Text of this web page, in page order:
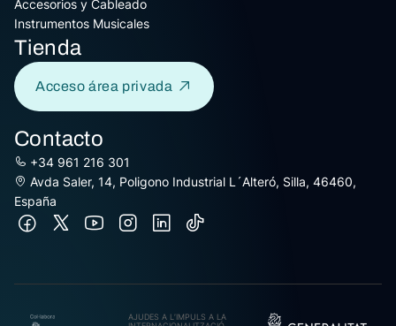
Accesorios y Cableado
Instrumentos Musicales
Tienda
Acceso área privada
Contacto
+34 961 216 301
Avda Saler, 14, Poligono Industrial L´Alteró, Silla, 46460,
España
AJUDES A L’IMPULS A LA